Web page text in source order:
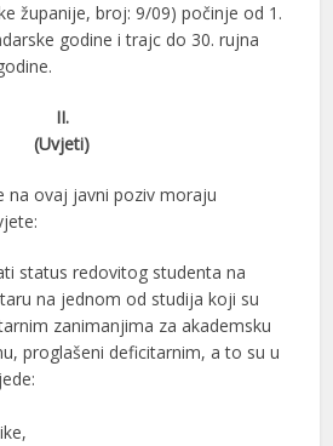
županije, broj: 9/09) počinje od 1.
godine i trajc do 30. rujna
II.
(Uvjeti)
na ovaj javni poziv moraju
status redovitog studenta na
na jednom od studija koji su
zanimanjima za akademsku
proglašeni deficitarnim, a to su u